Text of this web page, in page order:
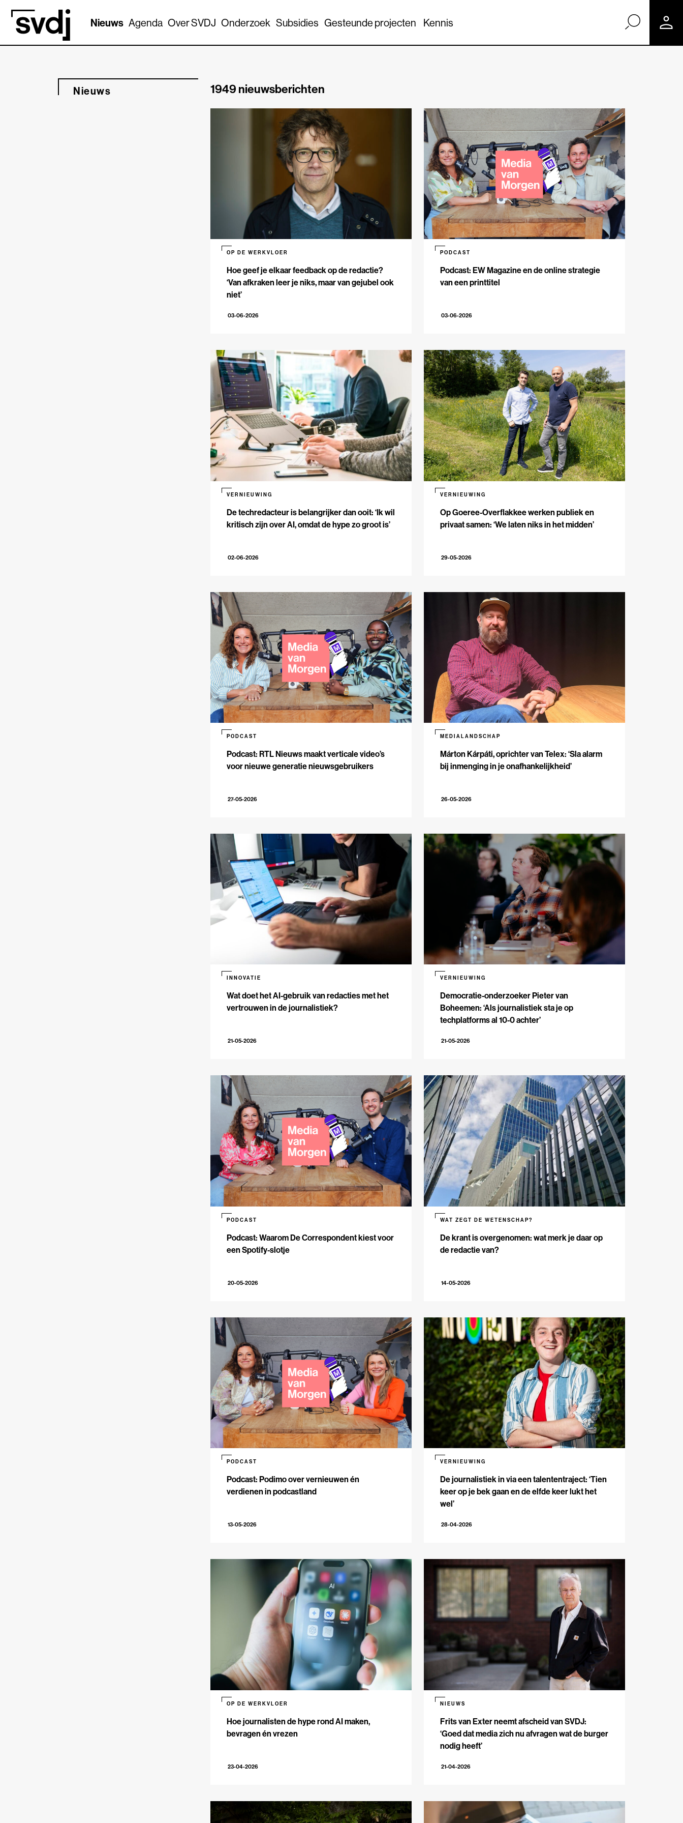
Naar hoofdinhoud
Nieuws Agenda Over SVDJ Onderzoek Subsidies Gesteunde projecten Kennis
Nieuws 1949 nieuwsberichten
Hoe geef je elkaar feedback op de redactie?
‘Van afkraken leer je niks, maar van gejubel ook
niet’
OP DE WERKVLOER
03-06-2026
Podcast: EW Magazine en de online strategie
van een printtitel
PODCAST
03-06-2026
De techredacteur is belangrijker dan ooit: ‘Ik wil
kritisch zijn over AI, omdat de hype zo groot is’
VERNIEUWING
02-06-2026
Op Goeree-Overflakkee werken publiek en
privaat samen: ‘We laten niks in het midden’
VERNIEUWING
29-05-2026
Podcast: RTL Nieuws maakt verticale video’s
voor nieuwe generatie nieuwsgebruikers
PODCAST
27-05-2026
Márton Kárpáti, oprichter van Telex: ‘Sla alarm
bij inmenging in je onafhankelijkheid’
MEDIALANDSCHAP
26-05-2026
Wat doet het AI-gebruik van redacties met het
vertrouwen in de journalistiek?
INNOVATIE
21-05-2026
Democratie-onderzoeker Pieter van
Boheemen: ‘Als journalistiek sta je op
techplatforms al 10-0 achter’
VERNIEUWING
21-05-2026
Podcast: Waarom De Correspondent kiest voor
een Spotify-slotje
PODCAST
20-05-2026
De krant is overgenomen: wat merk je daar op
de redactie van?
WAT ZEGT DE WETENSCHAP?
14-05-2026
Podcast: Podimo over vernieuwen én
verdienen in podcastland
PODCAST
13-05-2026
De journalistiek in via een talententraject: ‘Tien
keer op je bek gaan en de elfde keer lukt het
wel’
VERNIEUWING
28-04-2026
Hoe journalisten de hype rond AI maken,
bevragen én vrezen
OP DE WERKVLOER
23-04-2026
Frits van Exter neemt afscheid van SVDJ:
‘Goed dat media zich nu afvragen wat de burger
nodig heeft’
NIEUWS
21-04-2026